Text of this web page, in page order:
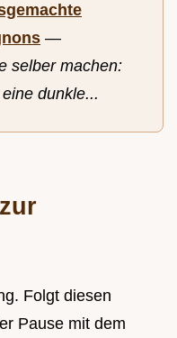
—
selber machen:
dunkle...
Folgt diesen
Pause mit dem